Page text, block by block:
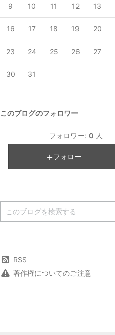
9 10 11 12 13
16 17 18 19 20
23 24 25 26 27
30 31
このブログのフォロワー
フォロワー: 0 人
フォロー
RSS
著作権についてのご注意